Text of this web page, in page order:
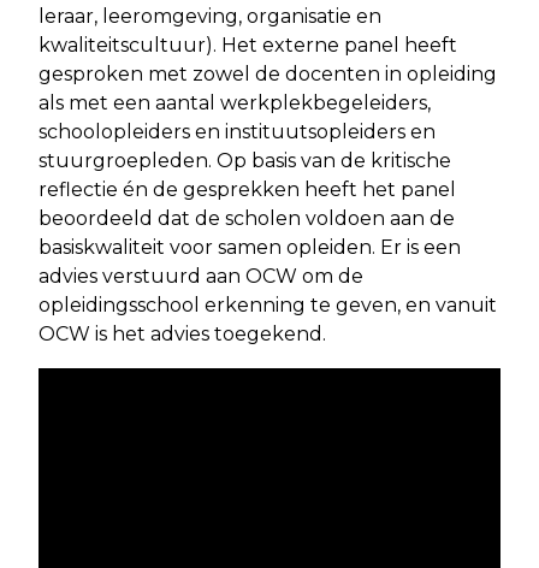
leraar, leeromgeving, organisatie en
kwaliteitscultuur). Het externe panel heeft
gesproken met zowel de docenten in opleiding
als met een aantal werkplekbegeleiders,
schoolopleiders en instituutsopleiders en
stuurgroepleden. Op basis van de kritische
reflectie én de gesprekken heeft het panel
beoordeeld dat de scholen voldoen aan de
basiskwaliteit voor samen opleiden. Er is een
advies verstuurd aan OCW om de
opleidingsschool erkenning te geven, en vanuit
OCW is het advies toegekend.